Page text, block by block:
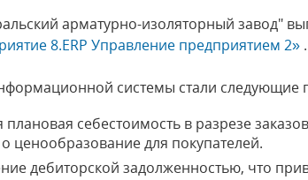
арматурно-изоляторный завод"
8.ERP Управление предприятием 2» .
системы стали следующие
себестоимость в разрезе
ценообразование для покупателей.
дебиторской задолженностью, что